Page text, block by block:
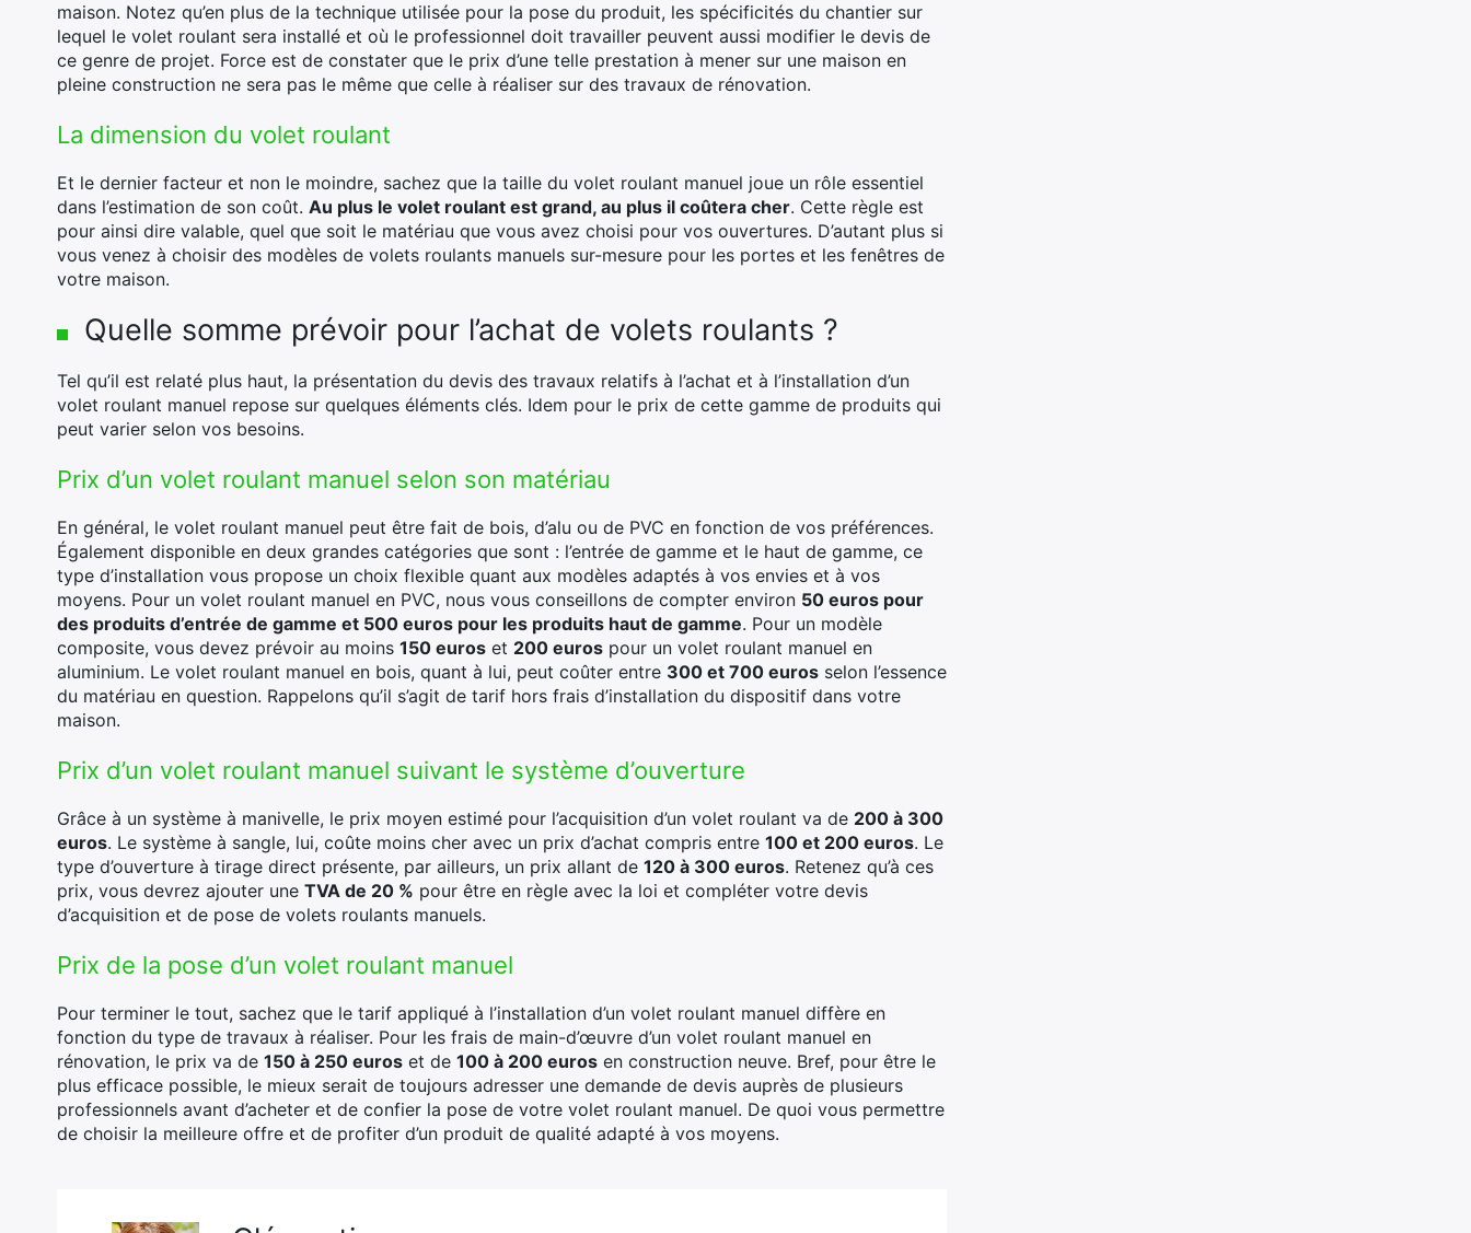
maison. Notez qu’en plus de la technique utilisée pour la pose du produit, les spécificités du chantier sur
lequel le volet roulant sera installé et où le professionnel doit travailler peuvent aussi modifier le devis de
ce genre de projet. Force est de constater que le prix d’une telle prestation à mener sur une maison en
pleine construction ne sera pas le même que celle à réaliser sur des travaux de rénovation.
La dimension du volet roulant
Et le dernier facteur et non le moindre, sachez que la taille du volet roulant manuel joue un rôle essentiel
dans l’estimation de son coût. Au plus le volet roulant est grand, au plus il coûtera cher. Cette règle est
pour ainsi dire valable, quel que soit le matériau que vous avez choisi pour vos ouvertures. D’autant plus si
vous venez à choisir des modèles de volets roulants manuels sur-mesure pour les portes et les fenêtres de
votre maison.
Quelle somme prévoir pour l’achat de volets roulants ?
Tel qu’il est relaté plus haut, la présentation du devis des travaux relatifs à l’achat et à l’installation d’un
volet roulant manuel repose sur quelques éléments clés. Idem pour le prix de cette gamme de produits qui
peut varier selon vos besoins.
Prix d’un volet roulant manuel selon son matériau
En général, le volet roulant manuel peut être fait de bois, d’alu ou de PVC en fonction de vos préférences.
Également disponible en deux grandes catégories que sont : l’entrée de gamme et le haut de gamme, ce
type d’installation vous propose un choix flexible quant aux modèles adaptés à vos envies et à vos
moyens. Pour un volet roulant manuel en PVC, nous vous conseillons de compter environ 50 euros pour
des produits d’entrée de gamme et 500 euros pour les produits haut de gamme. Pour un modèle
composite, vous devez prévoir au moins 150 euros et 200 euros pour un volet roulant manuel en
aluminium. Le volet roulant manuel en bois, quant à lui, peut coûter entre 300 et 700 euros selon l’essence
du matériau en question. Rappelons qu’il s’agit de tarif hors frais d’installation du dispositif dans votre
maison.
Prix d’un volet roulant manuel suivant le système d’ouverture
Grâce à un système à manivelle, le prix moyen estimé pour l’acquisition d’un volet roulant va de 200 à 300
euros. Le système à sangle, lui, coûte moins cher avec un prix d’achat compris entre 100 et 200 euros. Le
type d’ouverture à tirage direct présente, par ailleurs, un prix allant de 120 à 300 euros. Retenez qu’à ces
prix, vous devrez ajouter une TVA de 20 % pour être en règle avec la loi et compléter votre devis
d’acquisition et de pose de volets roulants manuels.
Prix de la pose d’un volet roulant manuel
Pour terminer le tout, sachez que le tarif appliqué à l’installation d’un volet roulant manuel diffère en
fonction du type de travaux à réaliser. Pour les frais de main-d’œuvre d’un volet roulant manuel en
rénovation, le prix va de 150 à 250 euros et de 100 à 200 euros en construction neuve. Bref, pour être le
plus efficace possible, le mieux serait de toujours adresser une demande de devis auprès de plusieurs
professionnels avant d’acheter et de confier la pose de votre volet roulant manuel. De quoi vous permettre
de choisir la meilleure offre et de profiter d’un produit de qualité adapté à vos moyens.